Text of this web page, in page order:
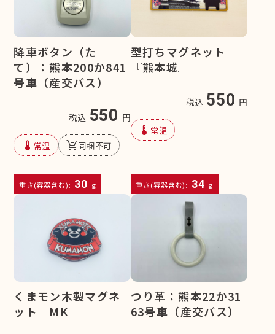
降車ボタン（た
て）：熊本200か841
号車（産交バス）
税込 550 円
device_thermostat 常温 remove_shopping_cart同梱不可
重さ(容器含む): 30 g
型打ちマグネット
『熊本城』
税込 550 円
device_thermostat 常温
重さ(容器含む): 34 g
くまモン木製マグネ
ット MK
つり革：熊本22か31
63号車（産交バス）